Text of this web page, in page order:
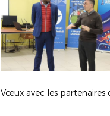
Vœux avec les partenaires